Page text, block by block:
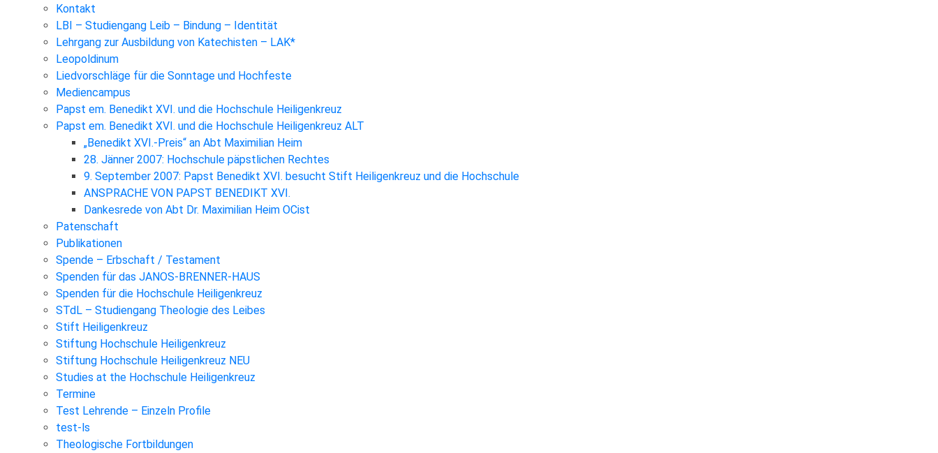
Kontakt
LBI – Studiengang Leib – Bindung – Identität
Lehrgang zur Ausbildung von Katechisten – LAK*
Leopoldinum
Liedvorschläge für die Sonntage und Hochfeste
Mediencampus
Papst em. Benedikt XVI. und die Hochschule Heiligenkreuz
Papst em. Benedikt XVI. und die Hochschule Heiligenkreuz ALT
„Benedikt XVI.-Preis“ an Abt Maximilian Heim
28. Jänner 2007: Hochschule päpstlichen Rechtes
9. September 2007: Papst Benedikt XVI. besucht Stift Heiligenkreuz und die Hochschule
ANSPRACHE VON PAPST BENEDIKT XVI.
Dankesrede von Abt Dr. Maximilian Heim OCist
Patenschaft
Publikationen
Spende – Erbschaft / Testament
Spenden für das JANOS-BRENNER-HAUS
Spenden für die Hochschule Heiligenkreuz
STdL – Studiengang Theologie des Leibes
Stift Heiligenkreuz
Stiftung Hochschule Heiligenkreuz
Stiftung Hochschule Heiligenkreuz NEU
Studies at the Hochschule Heiligenkreuz
Termine
Test Lehrende – Einzeln Profile
test-ls
Theologische Fortbildungen